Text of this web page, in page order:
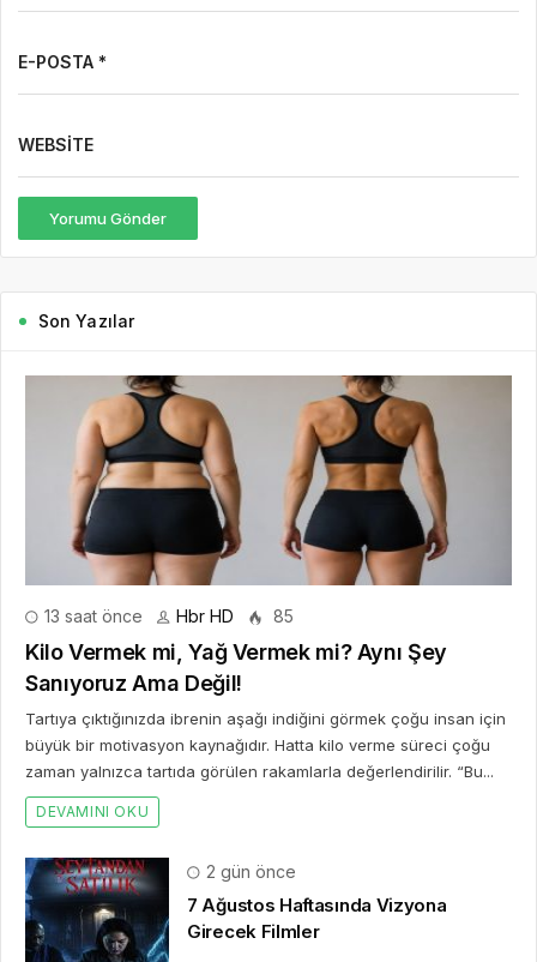
E-POSTA *
WEBSITE
Yorumu Gönder
Son Yazılar
13 saat önce Hbr HD 85
Kilo Vermek mi, Yağ Vermek mi? Aynı Şey
Sanıyoruz Ama Değil!
Tartıya çıktığınızda ibrenin aşağı indiğini görmek çoğu insan için
büyük bir motivasyon kaynağıdır. Hatta kilo verme süreci çoğu
zaman yalnızca tartıda görülen rakamlarla değerlendirilir. “Bu...
DEVAMINI OKU
2 gün önce
7 Ağustos Haftasında Vizyona
Girecek Filmler